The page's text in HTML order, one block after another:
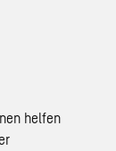
helfen